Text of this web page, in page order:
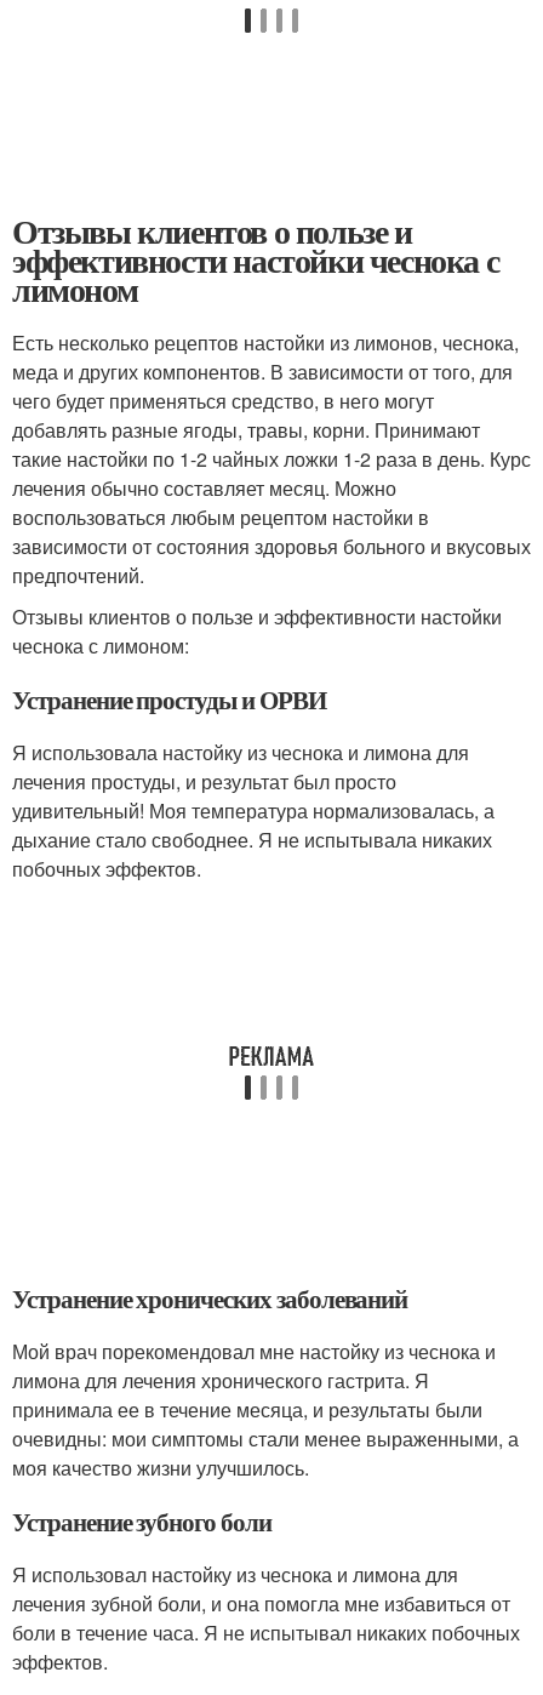
Отзывы клиентов о пользе и
эффективности настойки чеснока с
лимоном
Есть несколько рецептов настойки из лимонов, чеснока,
меда и других компонентов. В зависимости от того, для
чего будет применяться средство, в него могут
добавлять разные ягоды, травы, корни. Принимают
такие настойки по 1-2 чайных ложки 1-2 раза в день. Курс
лечения обычно составляет месяц. Можно
воспользоваться любым рецептом настойки в
зависимости от состояния здоровья больного и вкусовых
предпочтений.
Отзывы клиентов о пользе и эффективности настойки
чеснока с лимоном:
Устранение простуды и ОРВИ
Я использовала настойку из чеснока и лимона для
лечения простуды, и результат был просто
удивительный! Моя температура нормализовалась, а
дыхание стало свободнее. Я не испытывала никаких
побочных эффектов.
Устранение хронических заболеваний
Мой врач порекомендовал мне настойку из чеснока и
лимона для лечения хронического гастрита. Я
принимала ее в течение месяца, и результаты были
очевидны: мои симптомы стали менее выраженными, а
моя качество жизни улучшилось.
Устранение зубного боли
Я использовал настойку из чеснока и лимона для
лечения зубной боли, и она помогла мне избавиться от
боли в течение часа. Я не испытывал никаких побочных
эффектов.